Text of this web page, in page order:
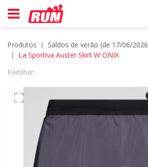
Produtos
saldos de verão (de 17/06/
La Sportiva Auster Skirt W ONIX
Partilhar: